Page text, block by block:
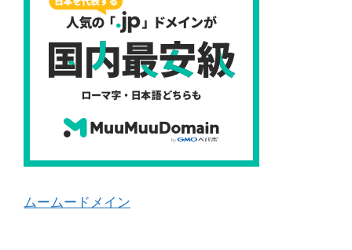
ムームードメイン